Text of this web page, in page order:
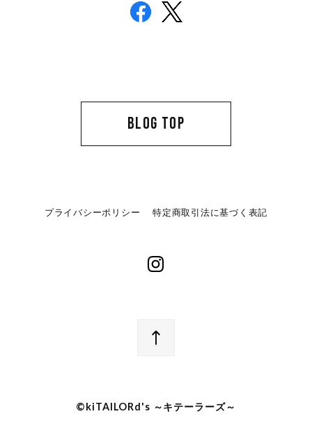
BLOG TOP
プライバシーポリシー 特定商取引法に基づく表記
©︎kiTAILORd's ～キテーラーズ～